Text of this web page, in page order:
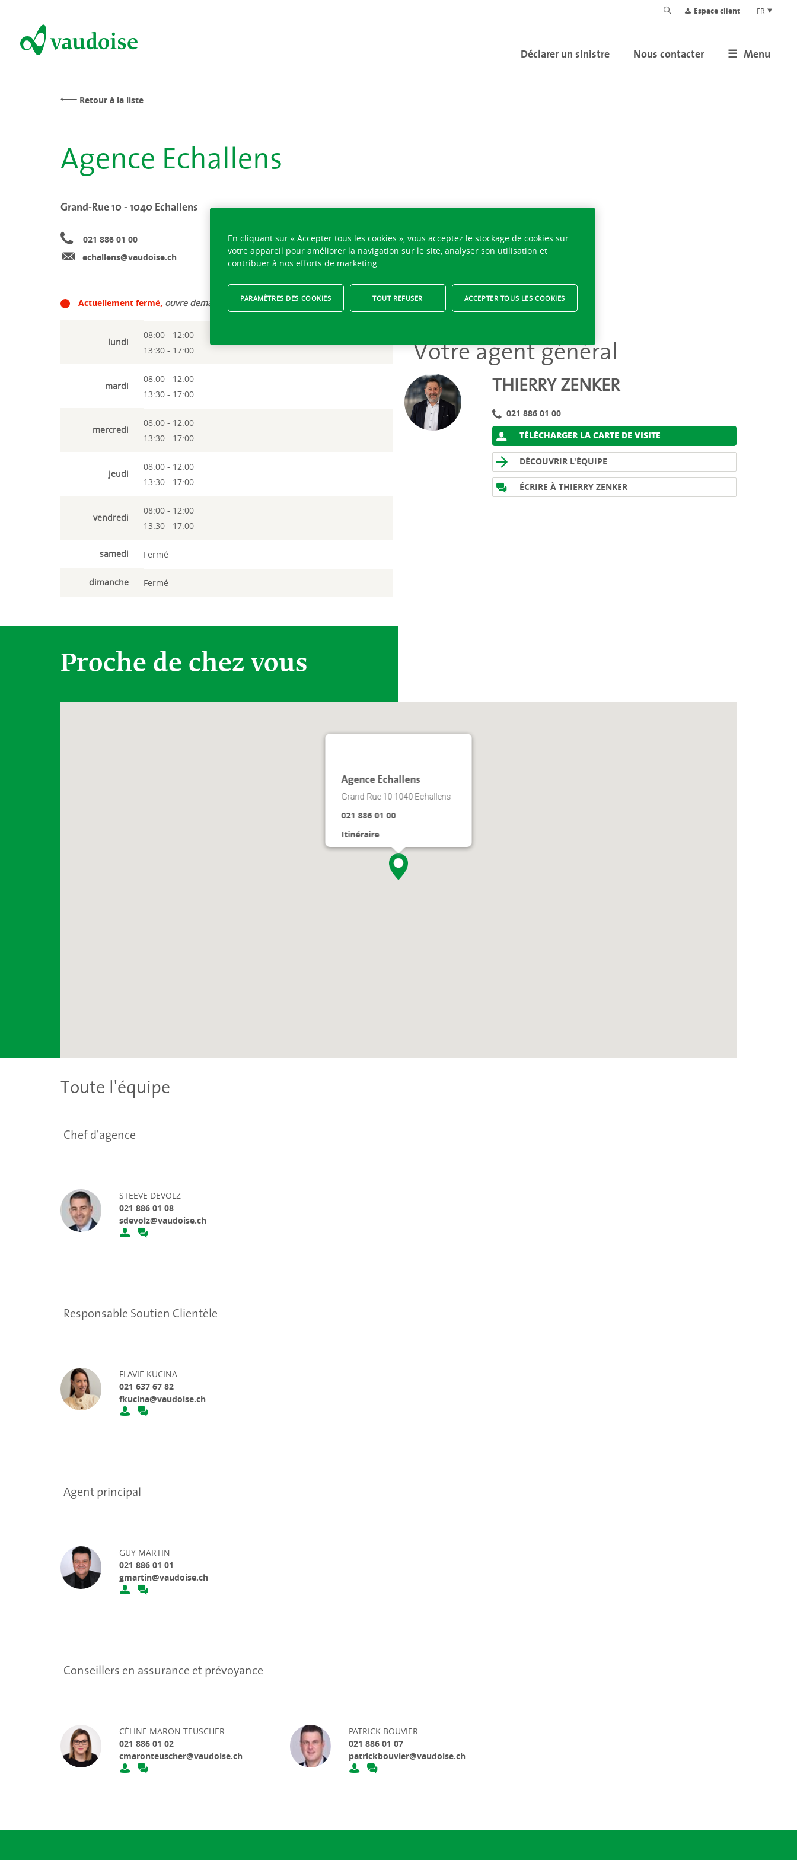
Espace client FR
Menu
Nous contacter
Déclarer un sinistre
Retour à la liste
Agence Echallens
Grand-Rue 10 - 1040 Echallens
021 886 01 00
echallens@vaudoise.ch
Votre agent général
THIERRY ZENKER
021 886 01 00
TÉLÉCHARGER LA CARTE DE VISITE
DÉCOUVRIR L'ÉQUIPE
ÉCRIRE À THIERRY ZENKER
Actuellement fermé, ouvre demain à 08:00
lundi
08:00 - 12:00
13:30 - 17:00
mardi
08:00 - 12:00
13:30 - 17:00
mercredi
08:00 - 12:00
13:30 - 17:00
jeudi
08:00 - 12:00
13:30 - 17:00
vendredi
08:00 - 12:00
13:30 - 17:00
samedi Fermé
dimanche Fermé
Proche de chez vous
Agence Echallens
Grand-Rue 10 1040 Echallens
021 886 01 00
Itinéraire
Toute l'équipe
Chef d'agence
STEEVE DEVOLZ
021 886 01 08
sdevolz@vaudoise.ch
Responsable Soutien Clientèle
FLAVIE KUCINA
021 637 67 82
fkucina@vaudoise.ch
Agent principal
GUY MARTIN
021 886 01 01
gmartin@vaudoise.ch
Conseillers en assurance et prévoyance
CÉLINE MARON TEUSCHER
021 886 01 02
cmaronteuscher@vaudoise.ch
PATRICK BOUVIER
021 886 01 07
patrickbouvier@vaudoise.ch
En cliquant sur « Accepter tous les cookies », vous acceptez le stockage de cookies sur
votre appareil pour améliorer la navigation sur le site, analyser son utilisation et
contribuer à nos efforts de marketing.
TOUT REFUSER ACCEPTER TOUS LES COOKIES
PARAMÈTRES DES COOKIES